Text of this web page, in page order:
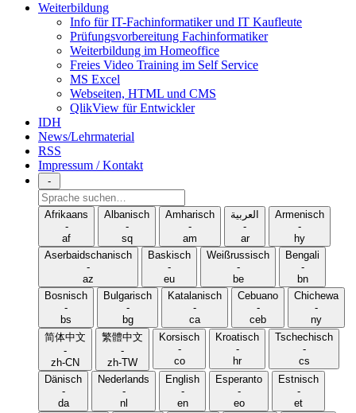
Weiterbildung
Info für IT-Fachinformatiker und IT Kaufleute
Prüfungsvorbereitung Fachinformatiker
Weiterbildung im Homeoffice
Freies Video Training im Self Service
MS Excel
Webseiten, HTML und CMS
QlikView für Entwickler
IDH
News/Lehrmaterial
RSS
Impressum / Kontakt
-
Sprache
suchen
Afrikaans
-
af
Albanisch
-
sq
Amharisch
-
am
العربية
-
ar
Armenisch
-
hy
Aserbaidschanisch
-
az
Baskisch
-
eu
Weißrussisch
-
be
Bengali
-
bn
Bosnisch
-
bs
Bulgarisch
-
bg
Katalanisch
-
ca
Cebuano
-
ceb
Chichewa
-
ny
简体中文
-
zh-CN
繁體中文
-
zh-TW
Korsisch
-
co
Kroatisch
-
hr
Tschechisch
-
cs
Dänisch
-
da
Nederlands
-
nl
English
-
en
Esperanto
-
eo
Estnisch
-
et